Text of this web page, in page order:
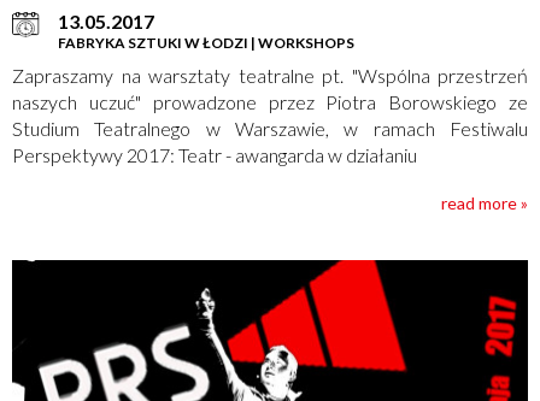
13.05.2017
FABRYKA SZTUKI W ŁODZI | WORKSHOPS
Zapraszamy na warsztaty teatralne pt. "Wspólna przestrzeń
naszych uczuć" prowadzone przez Piotra Borowskiego ze
Studium Teatralnego w Warszawie, w ramach Festiwalu
Perspektywy 2017: Teatr - awangarda w działaniu
read more »